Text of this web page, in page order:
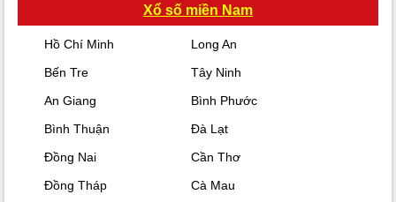
Xổ số miền Nam
Hồ Chí Minh
Long An
Bến Tre
Tây Ninh
An Giang
Bình Phước
Bình Thuận
Đà Lạt
Đồng Nai
Cần Thơ
Đồng Tháp
Cà Mau